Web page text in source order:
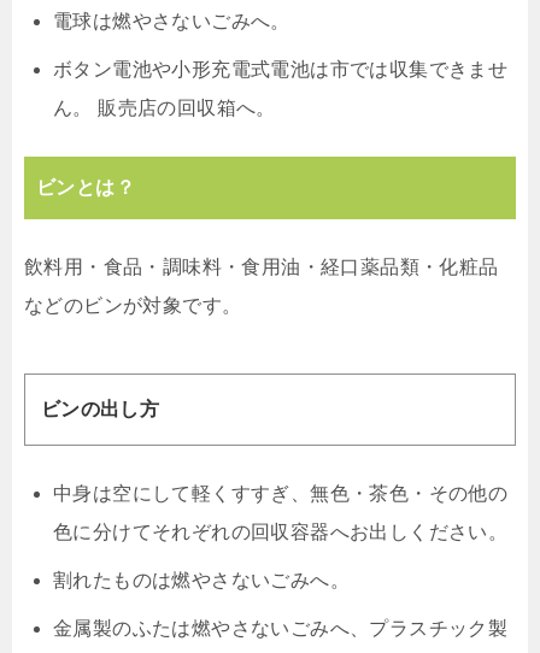
電球は燃やさないごみへ。
ボタン電池や小形充電式電池は市では収集できませ
ん。 販売店の回収箱へ。
ビンとは？
飲料用・食品・調味料・食用油・経口薬品類・化粧品
などのビンが対象です。
ビンの出し方
中身は空にして軽くすすぎ、無色・茶色・その他の
色に分けてそれぞれの回収容器へお出しください。
割れたものは燃やさないごみへ。
金属製のふたは燃やさないごみへ、プラスチック製